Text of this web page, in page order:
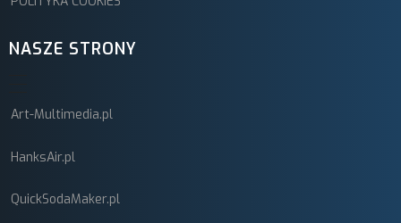
NASZE STRONY
Art-Multimedia.pl
HanksAir.pl
QuickSodaMaker.pl